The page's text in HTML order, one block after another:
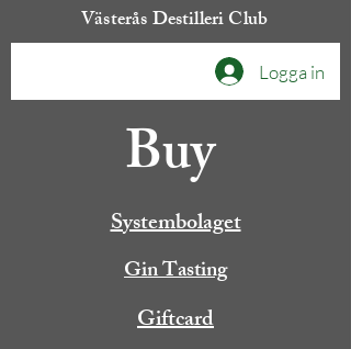
Västerås Destilleri Club
Logga in
Buy
Systembolaget
Gin Tasting
Giftcard